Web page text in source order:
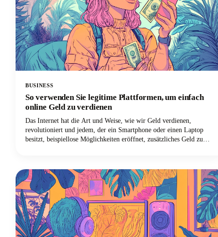
BUSINESS
So verwenden Sie legitime Plattformen, um einfach
online Geld zu verdienen
Das Internet hat die Art und Weise, wie wir Geld verdienen,
revolutioniert und jedem, der ein Smartphone oder einen Laptop
besitzt, beispiellose Möglichkeiten eröffnet, zusätzliches Geld zu
Schemata zurechtzufinden. Aus diesem Grund haben wir diesen
umfassenden Leitfaden zusammengestellt, der Ihnen hilft,
vertrauenswürdige Plattformen zu identifizieren und richtig Geld zu
verdienen. Wir werden auch einige realistische Erwartungen und
bewährte Strategien vorstellen, die tatsächlich funktionieren. Lass
uns darauf eingehen, damit du Geld verdienen kannst!